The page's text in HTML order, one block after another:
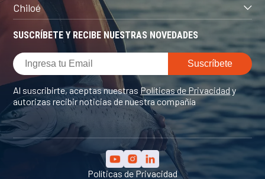
SUSCRÍBETE Y RECIBE NUESTRAS NOVEDADES
Al suscribirte, aceptas nuestras Políticas de Privacidady
autorizas recibir noticias de nuestra compañía
Chiloé
Políticas de Privacidad